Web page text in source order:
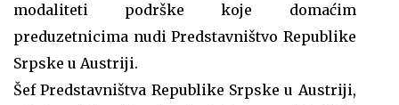
modaliteti podrške koje domaćim
preduzetnicima nudi Predstavništvo Republike
Srpske u Austriji.
Šef Predstavništva Republike Srpske u Austriji,